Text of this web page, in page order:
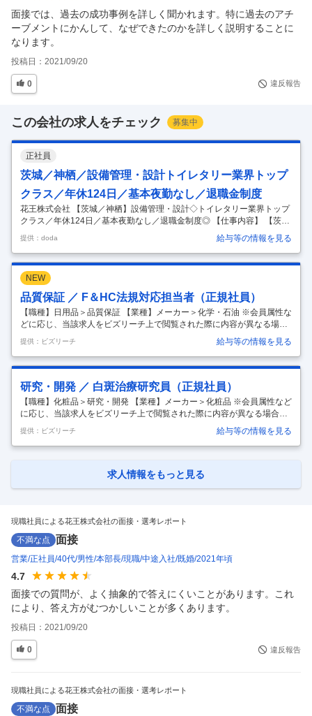
面接では、過去の成功事例を詳しく聞かれます。特に過去のアチ
ーブメントにかんして、なぜできたのかを詳しく説明することに
なります。
投稿日： 2021/09/20
0 違反報告
この会社の求人をチェック 募集中
正社員
茨城／神栖／設備管理・設計トイレタリー業界トップ
クラス／年休124日／基本夜勤なし／退職金制度
花王株式会社 【茨城／神栖】設備管理・設計◇トイレタリー業界トップ
クラス／年休124日／基本夜勤なし／退職金制度◎ 【仕事内容】 【茨城
／神栖】設備管理・設計◇トイレタリー業界トップクラス／年休124日
／基本夜勤なし／退職金制度◎ 【具体的な仕事内容】 【第二新卒歓迎／
休日出勤・夜勤基本なし／ビオレ・アタック・ロリエ等の製品を展開
し、普段の生活を支える日用品・化粧品メーカー／フレックス／売上1
兆5000億円超の安定基盤／マイカー通勤可】 ■採用背景： 当社の鹿島工
場は、国内生産拠点10工場の中でも、ケミカル供給拠点に位置付けられ
ています。主に約6割を外販用の工業用製品（トナーバインダー、アス
フ…
提供：doda 給与等の情報を見る
NEW
品質保証 ／ F＆HC法規対応担当者（正規社員）
【職種】日用品＞品質保証 【業種】メーカー＞化学・石油 ※会員属性な
どに応じ、当該求人をビズリーチ上で閲覧された際に内容が異なる場合
があります 国内外における洗剤・洗剤に使用する化学物質や殺菌剤の規
制の動向とその背景について調査する。その結果から、将来の規制を予
測し、事業影響の予測や、事業防衛につながる、より社会的に有用な規
制の策定に向けた提案行う。 将来的には規制戦略の観点から事業戦略の
立案等にも関与し、直接、トップマネジメント層に対しても、意見を進
言することもできる。将来は、スペシャリストとして工業会活動にも幅
を広げて、政府などとの行政機関とも交渉していくか、洗剤以外の分野
に活動の幅を広げ …
提供：ビズリーチ 給与等の情報を見る
研究・開発 ／ 白斑治療研究員（正規社員）
【職種】化粧品＞研究・開発 【業種】メーカー＞化粧品 ※会員属性など
に応じ、当該求人をビズリーチ上で閲覧された際に内容が異なる場合が
あります 白斑疾患領域における病態解明研究から治療薬創出に至る研究
開発を、医療機関（大学病院・クリニック）との協力体制のもとで担当
する。特に、細胞・モデル動物・患者検体を用いた分子レベルでの解析
の同定および病態マーカーの同定を推進する。さらに、実験計画の立案
提供：ビズリーチ 給与等の情報を見る
求人情報をもっと見る
現職社員による花王株式会社の面接・選考レポート
不満な点 面接
営業 正社員 40代 男性 本部長 現職 中途入社 既婚 2021年頃
4.7
面接での質問が、よく抽象的で答えにくいことがあります。これ
により、答え方がむつかしいことが多くあります。
投稿日： 2021/09/20
0 違反報告
現職社員による花王株式会社の面接・選考レポート
不満な点 面接